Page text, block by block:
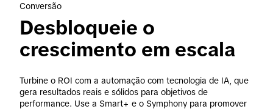
Conversão
Desbloqueie o
crescimento em escala
Turbine o ROI com a automação com tecnologia de IA, que
gera resultados reais e sólidos para objetivos de
performance. Use a Smart+ e o Symphony para promover